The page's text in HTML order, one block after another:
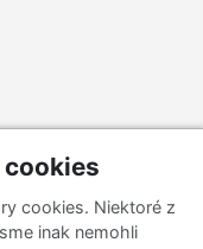
a nenechajte si
cookies. Niektoré z
inak nemohli